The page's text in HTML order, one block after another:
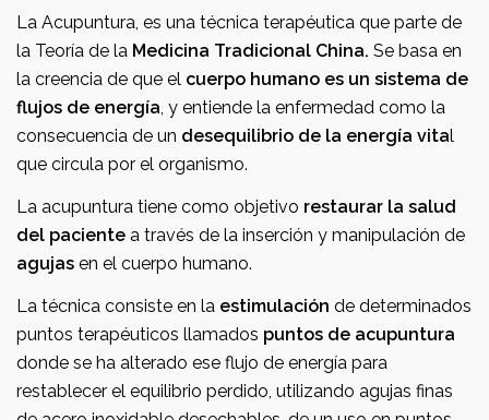
La Acupuntura, es una técnica terapéutica que parte de
la Teoría de la Medicina Tradicional China. Se basa en
la creencia de que el cuerpo humano es un sistema de
flujos de energía, y entiende la enfermedad como la
consecuencia de un desequilibrio de la energía vital
que circula por el organismo.
La acupuntura tiene como objetivo restaurar la salud
del paciente a través de la inserción y manipulación de
agujas en el cuerpo humano.
La técnica consiste en la estimulación de determinados
puntos terapéuticos llamados puntos de acupuntura
donde se ha alterado ese flujo de energía para
restablecer el equilibrio perdido, utilizando agujas finas